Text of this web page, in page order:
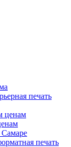
печать
печать